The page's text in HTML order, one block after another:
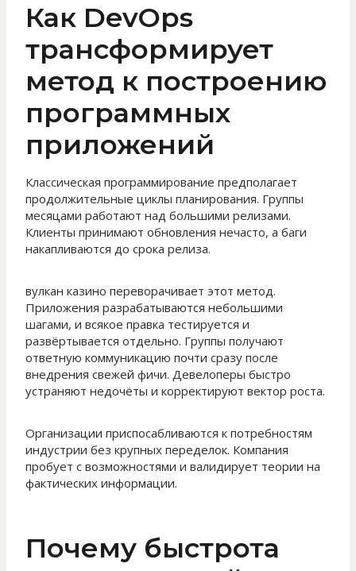
Как DevOps
трансформирует
метод к построению
программных
приложений
Классическая программирование предполагает
продолжительные циклы планирования. Группы
месяцами работают над большими релизами.
Клиенты принимают обновления нечасто, а баги
накапливаются до срока релиза.
вулкан казино переворачивает этот метод.
Приложения разрабатываются небольшими
шагами, и всякое правка тестируется и
развёртывается отдельно. Группы получают
ответную коммуникацию почти сразу после
внедрения свежей фичи. Девелоперы быстро
устраняют недочёты и корректируют вектор роста.
Организации приспосабливаются к потребностям
индустрии без крупных переделок. Компания
пробует с возможностями и валидирует теории на
фактических информации.
Почему быстрота